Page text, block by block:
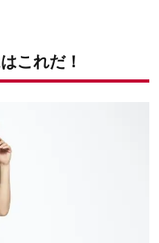
これだ！